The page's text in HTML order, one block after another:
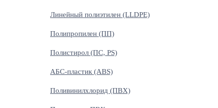
Линейный полиэтилен (LLDPE)
Полипропилен (ПП)
Полистирол (ПС, PS)
АБС-пластик (ABS)
Поливинилхлорид (ПВХ)